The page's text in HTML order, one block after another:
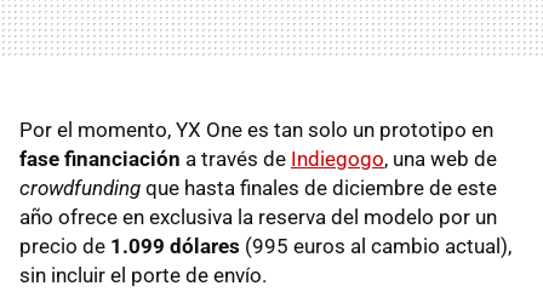
Por el momento, YX One es tan solo un prototipo en
fase financiación a través de Indiegogo, una web de
crowdfunding que hasta finales de diciembre de este
año ofrece en exclusiva la reserva del modelo por un
precio de 1.099 dólares (995 euros al cambio actual),
sin incluir el porte de envío.